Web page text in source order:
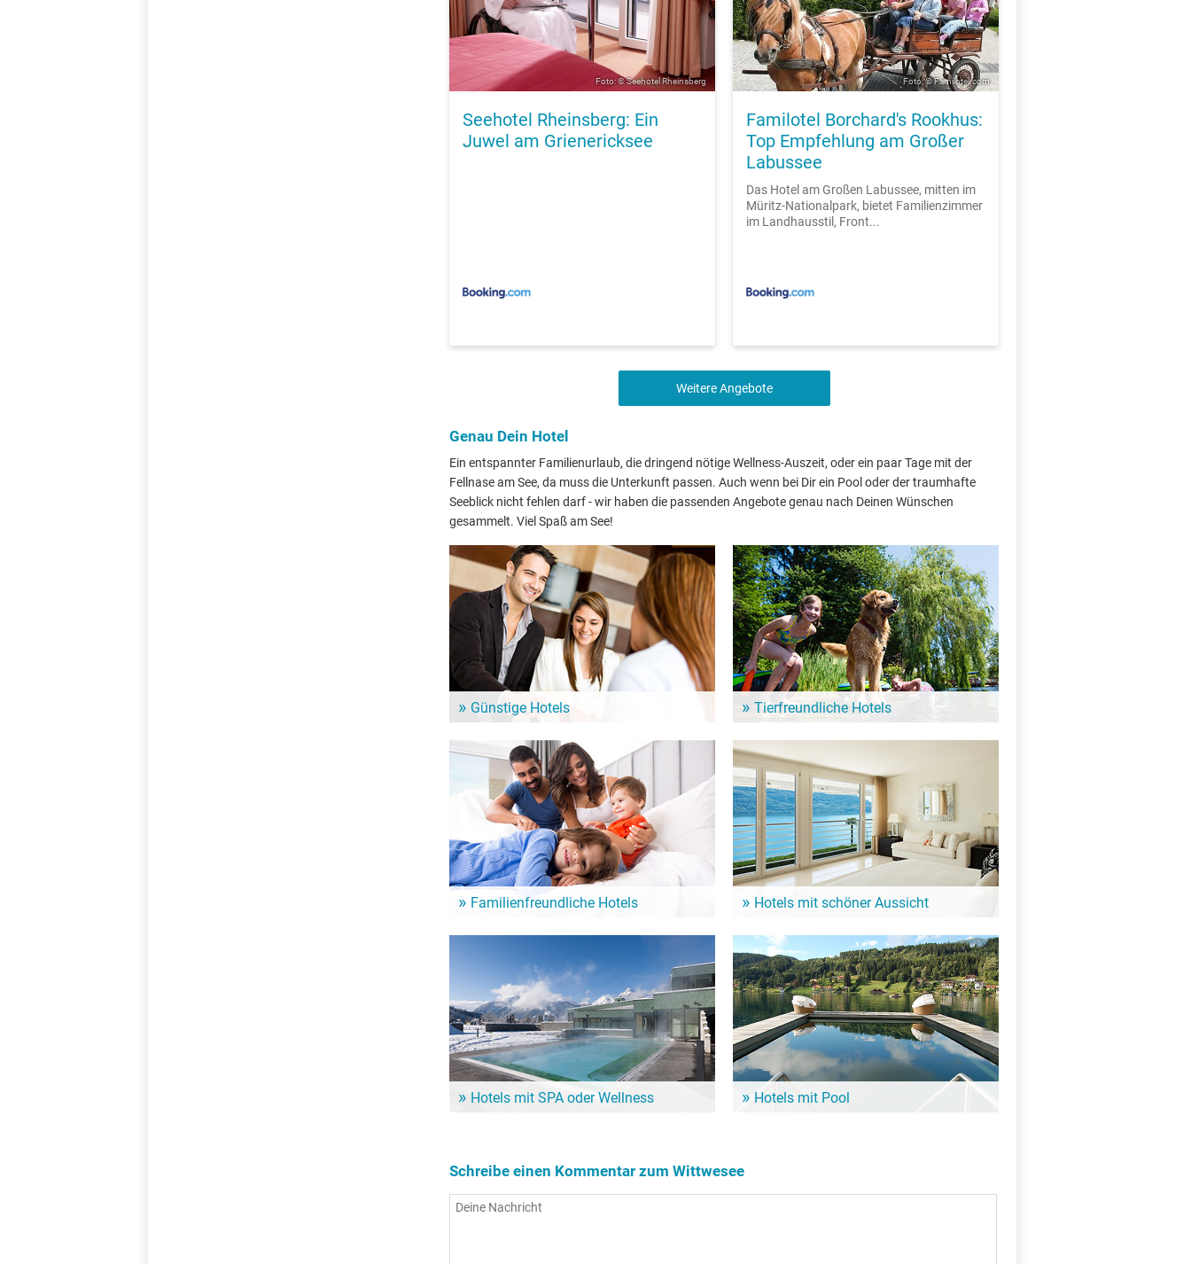
Foto: © Seehotel Rheinsberg
Seehotel Rheinsberg: Ein
Juwel am Grienericksee
Foto: © Familotel.com
Familotel Borchard's Rookhus:
Top Empfehlung am Großer
Labussee
Das Hotel am Großen Labussee, mitten im
Müritz-Nationalpark, bietet Familienzimmer
im Landhausstil, Front...
Weitere Angebote
Genau Dein Hotel
Ein entspannter Familienurlaub, die dringend nötige Wellness-Auszeit, oder ein paar Tage mit der
Fellnase am See, da muss die Unterkunft passen. Auch wenn bei Dir ein Pool oder der traumhafte
Seeblick nicht fehlen darf - wir haben die passenden Angebote genau nach Deinen Wünschen
gesammelt. Viel Spaß am See!
Günstige Hotels
Hotels für Deinen nächsten See-Urlaub. Günstige
Hotels für ein Wochenende oder länger.
Tierfreundliche Hotels
in der Umgebung vom Wittwesee heißen auch
vierbeinige Gäste bei sich willkommen!
Familienfreundliche Hotels
zum Wittwesee und seinen zahlreichen Angeboten!
Hotels mit schöner Aussicht
Sehenswürdigkeit: Diese Hotels in der Nähe vom
Wittwesee bieten großartige Aussicht!
Hotels mit SPA oder Wellness Hotels mit Pool
Schreibe einen Kommentar zum Wittwesee